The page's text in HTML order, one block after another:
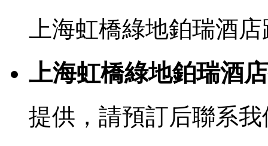
上海虹橋綠地鉑瑞酒
上海虹橋綠地鉑瑞酒
提供，請預訂后聯系